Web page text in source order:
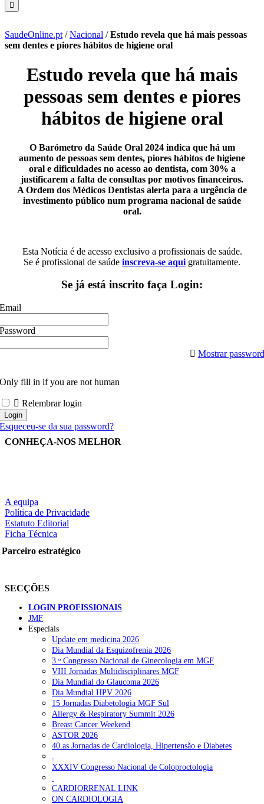
SaudeOnline.pt /Nacional /Estudo revela que há mais pessoas
sem dentes e piores hábitos de higiene oral
Estudo revela que há mais
pessoas sem dentes e piores
hábitos de higiene oral
O Barómetro da Saúde Oral 2024 indica que há um
aumento de pessoas sem dentes, piores hábitos de higiene
oral e dificuldades no acesso ao dentista, com 30% a
justificarem a falta de consultas por motivos financeiros.
A Ordem dos Médicos Dentistas alerta para a urgência de
investimento público num programa nacional de saúde
oral.
Esta Notícia é de acesso exclusivo a profissionais de saúde.
Se é profissional de saúde inscreva-se aqui gratuitamente.
Se já está inscrito faça Login:
Email
Password
Mostrar password
Only fill in if you are not human
Relembrar login
Esqueceu-se da sua password?
CONHEÇA-NOS MELHOR
A equipa
Política de Privacidade
Estatuto Editorial
Ficha Técnica
Parceiro estratégico
SECÇÕES
LOGIN PROFISSIONAIS
JMF
Especiais
Update em medicina 2026
Dia Mundial da Esquizofrenia 2026
3.ᵒ Congresso Nacional de Ginecologia em MGF
VIII Jornadas Multidisciplinares MGF
Dia Mundial do Glaucoma 2026
Dia Mundial HPV 2026
15 Jornadas Diabetologia MGF Sul
Allergy & Respiratory Summit 2026
Breast Cancer Weekend
ASTOR 2026
40.as Jornadas de Cardiologia, Hipertensão e Diabetes
.
XXXIV Congresso Nacional de Coloproctologia
.
CARDIORRENAL LINK
ON CARDIOLOGIA